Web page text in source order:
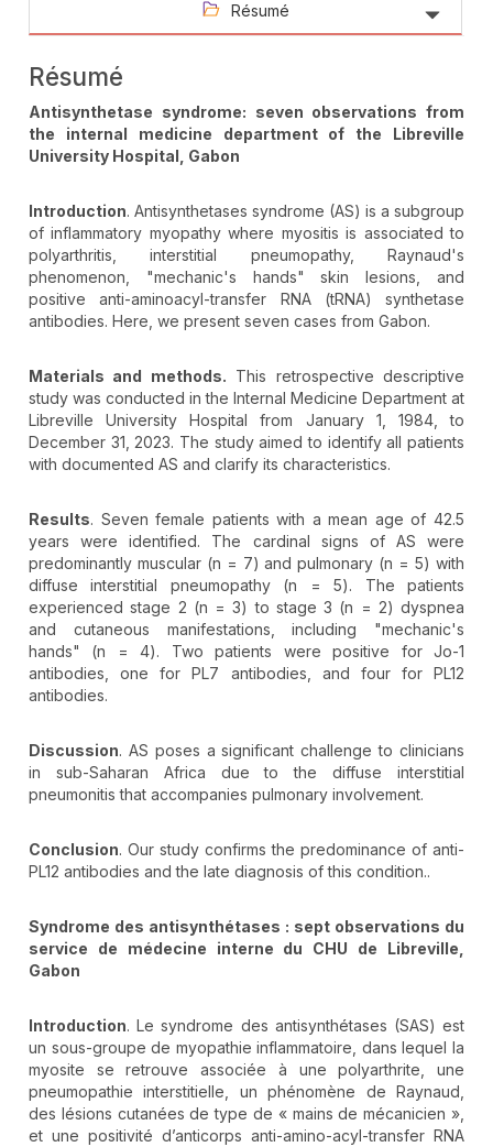
Résumé
Résumé
Antisynthetase syndrome: seven observations from
the internal medicine department of the Libreville
University Hospital, Gabon
Introduction. Antisynthetases syndrome (AS) is a subgroup
of inflammatory myopathy where myositis is associated to
polyarthritis, interstitial pneumopathy, Raynaud's
phenomenon, "mechanic's hands" skin lesions, and
positive anti-aminoacyl-transfer RNA (tRNA) synthetase
antibodies. Here, we present seven cases from Gabon.
Materials and methods. This retrospective descriptive
study was conducted in the Internal Medicine Department at
Libreville University Hospital from January 1, 1984, to
December 31, 2023. The study aimed to identify all patients
with documented AS and clarify its characteristics.
Results. Seven female patients with a mean age of 42.5
years were identified. The cardinal signs of AS were
predominantly muscular (n = 7) and pulmonary (n = 5) with
diffuse interstitial pneumopathy (n = 5). The patients
experienced stage 2 (n = 3) to stage 3 (n = 2) dyspnea
and cutaneous manifestations, including "mechanic's
hands" (n = 4). Two patients were positive for Jo-1
antibodies, one for PL7 antibodies, and four for PL12
antibodies.
Discussion. AS poses a significant challenge to clinicians
in sub-Saharan Africa due to the diffuse interstitial
pneumonitis that accompanies pulmonary involvement.
Conclusion. Our study confirms the predominance of anti-
PL12 antibodies and the late diagnosis of this condition..
Syndrome des antisynthétases : sept observations du
service de médecine interne du CHU de Libreville,
Gabon
Introduction. Le syndrome des antisynthétases (SAS) est
un sous-groupe de myopathie inflammatoire, dans lequel la
myosite se retrouve associée à une polyarthrite, une
pneumopathie interstitielle, un phénomène de Raynaud,
des lésions cutanées de type de « mains de mécanicien »,
et une positivité d’anticorps anti-amino-acyl-transfer RNA